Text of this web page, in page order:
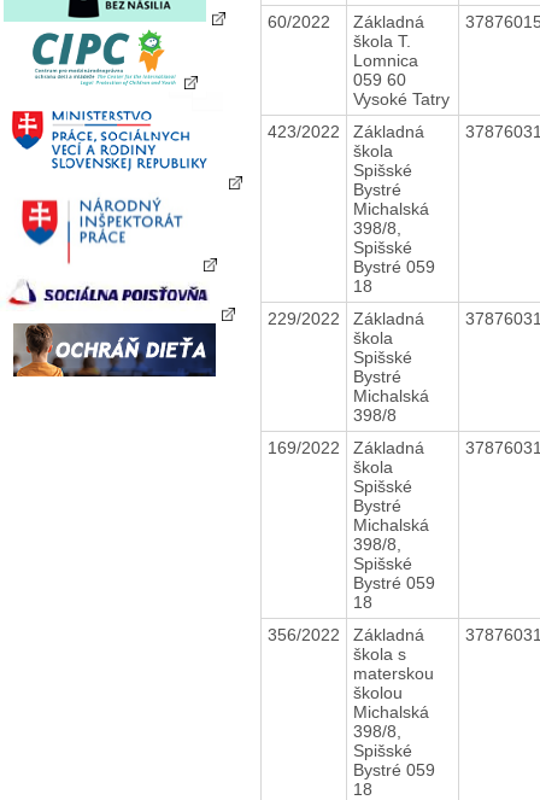
60/2022
Základná
škola T.
Lomnica
059 60
Vysoké Tatry
423/2022
Základná
škola
Spišské
Bystré
Michalská
398/8,
Spišské
Bystré 059
18
229/2022
Základná
škola
Spišské
Bystré
Michalská
398/8
169/2022
Základná
škola
Spišské
Bystré
Michalská
398/8,
Spišské
Bystré 059
18
356/2022
Základná
škola s
materskou
školou
Michalská
398/8,
Spišské
Bystré 059
18